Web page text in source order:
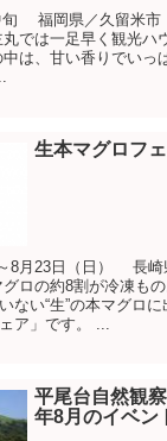
旬 福岡県／久留米市
では一足早く観光ハ
は、甘い香りでいっ
生本マグロフ
8月23日（日） 長崎
ロの約8割が冷凍も
ない“生”の本マグロ
ア」です。 ...
平尾台自然観
年8月のイベン